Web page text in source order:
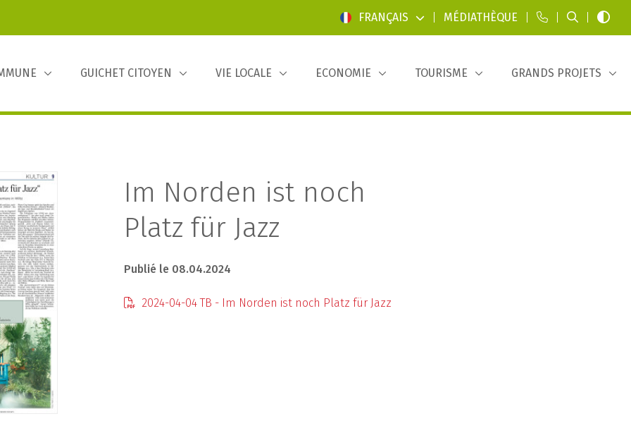
FRANÇAIS MÉDIATHÈQUE
GUICHET CITOYEN VIE LOCALE ECONOMIE TOURISME GRANDS PROJETS
Im Norden ist noch
Platz für Jazz
Publié le 08.04.2024
2024-04-04 TB - Im Norden ist noch Platz für Jazz